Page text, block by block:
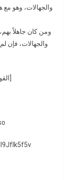
والجهالات، وهو مع
ومن كان جاهلاً
والجهالات، فإن